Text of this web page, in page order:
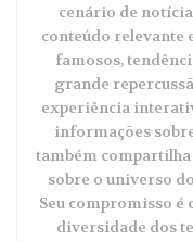
cenário de
conteúdo relevante
famosos,
grande
experiência
informações
também
sobre o universo
Seu compromisso é
diversidade dos